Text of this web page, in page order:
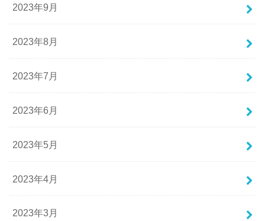
2023年9月
2023年8月
2023年7月
2023年6月
2023年5月
2023年4月
2023年3月